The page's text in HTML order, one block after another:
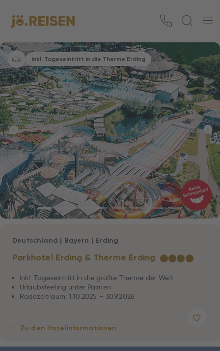
inkl. Tageseintritt in die Therme Erding
Parkhotel Erding & Therme Erding ★★★★
Deutschland | Bayern | Erding
inkl. Tageseintritt in die größte Therme der Welt
Urlaubsfeeling unter Palmen
Reisezeitraum: 1.10.2025 – 30.9.2026
Zu den Hotelinformationen